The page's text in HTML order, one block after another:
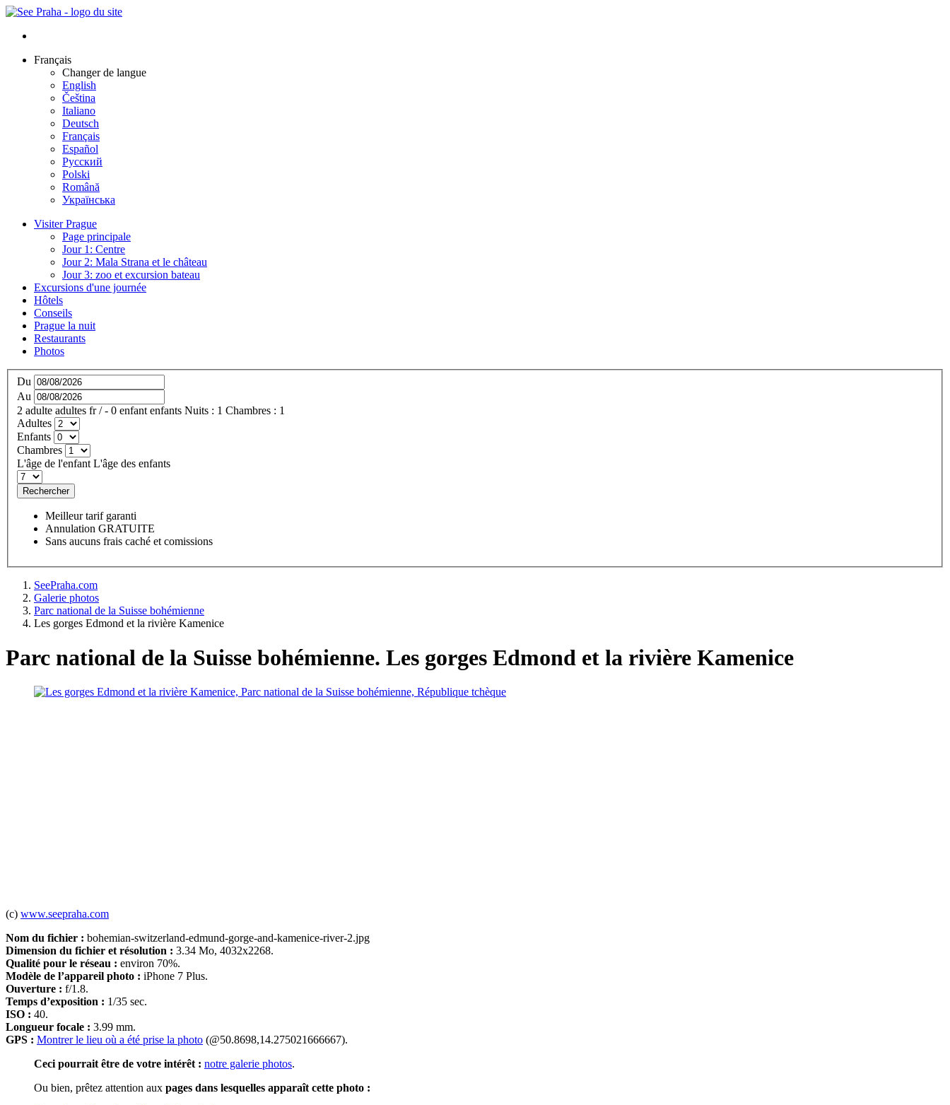
Français
Changer de langue
English
Čeština
Italiano
Deutsch
Français
Español
Русский
Polski
Română
Українська
Visiter Prague
Page principale
Jour 1: Centre
Jour 2: Mala Strana et le château
Jour 3: zoo et excursion bateau
Excursions d'une journée
Hôtels
Conseils
Prague la nuit
Restaurants
Photos
Du
Au
2 adulte adultes fr / - 0 enfant enfants Nuits : 1 Chambres : 1
Adultes
Enfants
Chambres
L'âge de l'enfant L'âge des enfants
Rechercher
Meilleur tarif garanti
Annulation GRATUITE
Sans aucuns frais caché et comissions
SeePraha.com
Galerie photos
Parc national de la Suisse bohémienne
Les gorges Edmond et la rivière Kamenice
Parc national de la Suisse bohémienne. Les gorges Edmond et la rivière Kamenice
(c) www.seepraha.com
Nom du fichier : bohemian-switzerland-edmund-gorge-and-kamenice-river-2.jpg
Dimension du fichier et résolution : 3.34 Mo, 4032x2268.
Qualité pour le réseau : environ 70%.
Modèle de l’appareil photo : iPhone 7 Plus.
Ouverture : f/1.8.
Temps d’exposition : 1/35 sec.
ISO : 40.
Longueur focale : 3.99 mm.
GPS : Montrer le lieu où a été prise la photo (@50.8698,14.275021666667).
Ceci pourrait être de votre intérêt : notre galerie photos.
Ou bien, prêtez attention aux pages dans lesquelles apparaît cette photo :